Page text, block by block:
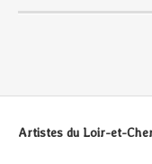
Artistes du Loir-et-